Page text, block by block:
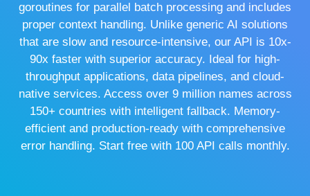
goroutines for parallel batch processing and includes
proper context handling. Unlike generic AI solutions
that are slow and resource-intensive, our API is 10x-
90x faster with superior accuracy. Ideal for high-
throughput applications, data pipelines, and cloud-
native services. Access over 9 million names across
150+ countries with intelligent fallback. Memory-
efficient and production-ready with comprehensive
error handling. Start free with 100 API calls monthly.